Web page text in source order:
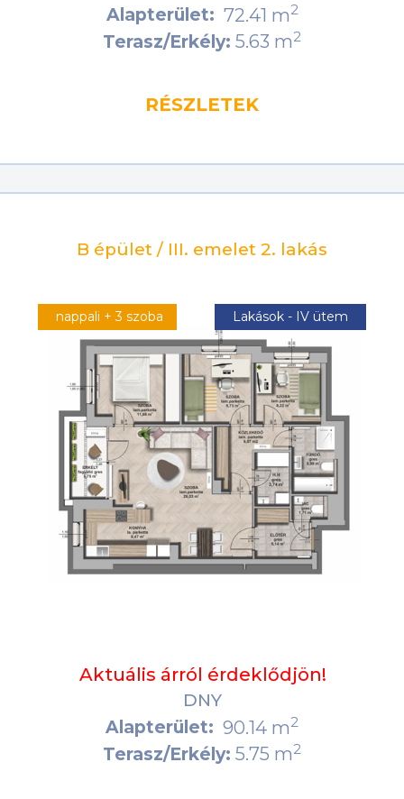
Alapterület: 72.41 m2
Terasz/Erkély: 5.63 m2
RÉSZLETEK
B épület / III. emelet 2. lakás
nappali + 3 szoba Lakások - IV ütem
Aktuális árról érdeklődjön!
DNY
Alapterület: 90.14 m2
Terasz/Erkély: 5.75 m2